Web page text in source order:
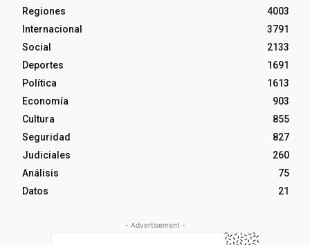
Regiones
4003
Internacional
3791
Social
2133
Deportes
1691
Política
1613
Economía
903
Cultura
855
Seguridad
827
Judiciales
260
Análisis
75
Datos
21
- Advertisement -